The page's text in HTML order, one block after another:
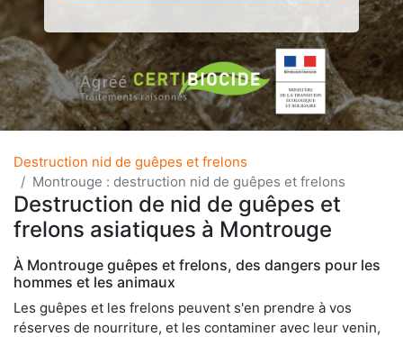
Destruction nid de guêpes et frelons
Montrouge : destruction nid de guêpes et frelons
Destruction de nid de guêpes et
frelons asiatiques à Montrouge
À Montrouge guêpes et frelons, des dangers pour les
hommes et les animaux
Les guêpes et les frelons peuvent s'en prendre à vos
réserves de nourriture, et les contaminer avec leur venin,